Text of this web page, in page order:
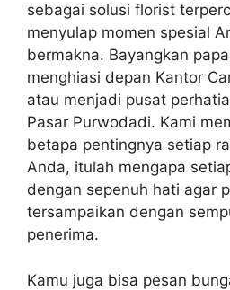
sebagai solusi florist
menyulap momen spesial
bermakna. Bayangkan
menghiasi depan Kantor
atau menjadi pusat
Pasar Purwodadi. Kami
betapa pentingnya setiap
Anda, itulah mengapa
dengan sepenuh hati agar
tersampaikan dengan
penerima.
Kamu juga bisa pesan